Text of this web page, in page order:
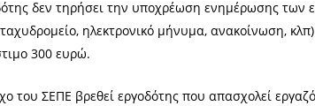
δεν τηρήσει την υποχρέωση ενημέρωσης των
ταχυδρομείο, ηλεκτρονικό μήνυμα, ανακοίνωση,
300 ευρώ.
του ΣΕΠΕ βρεθεί εργοδότης που απασχολεί